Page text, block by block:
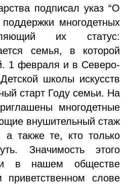
подписал указ “О
многодетных
их статус:
семья, в которой
1 февраля и в Северо-
школы искусств
старт Году семьи. На
многодетные
внушительный стаж
а также те, кто только
Значимость этого
в нашем обществе
слове